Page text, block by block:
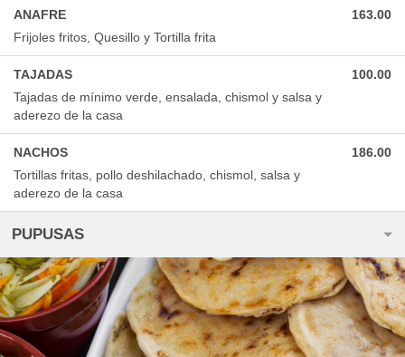
ANAFRE
Frijoles fritos, Quesillo y Tortilla frita
163.00
TAJADAS
Tajadas de mínimo verde, ensalada, chismol y salsa y
aderezo de la casa
100.00
NACHOS
Tortillas fritas, pollo deshilachado, chismol, salsa y
aderezo de la casa
186.00
PUPUSAS